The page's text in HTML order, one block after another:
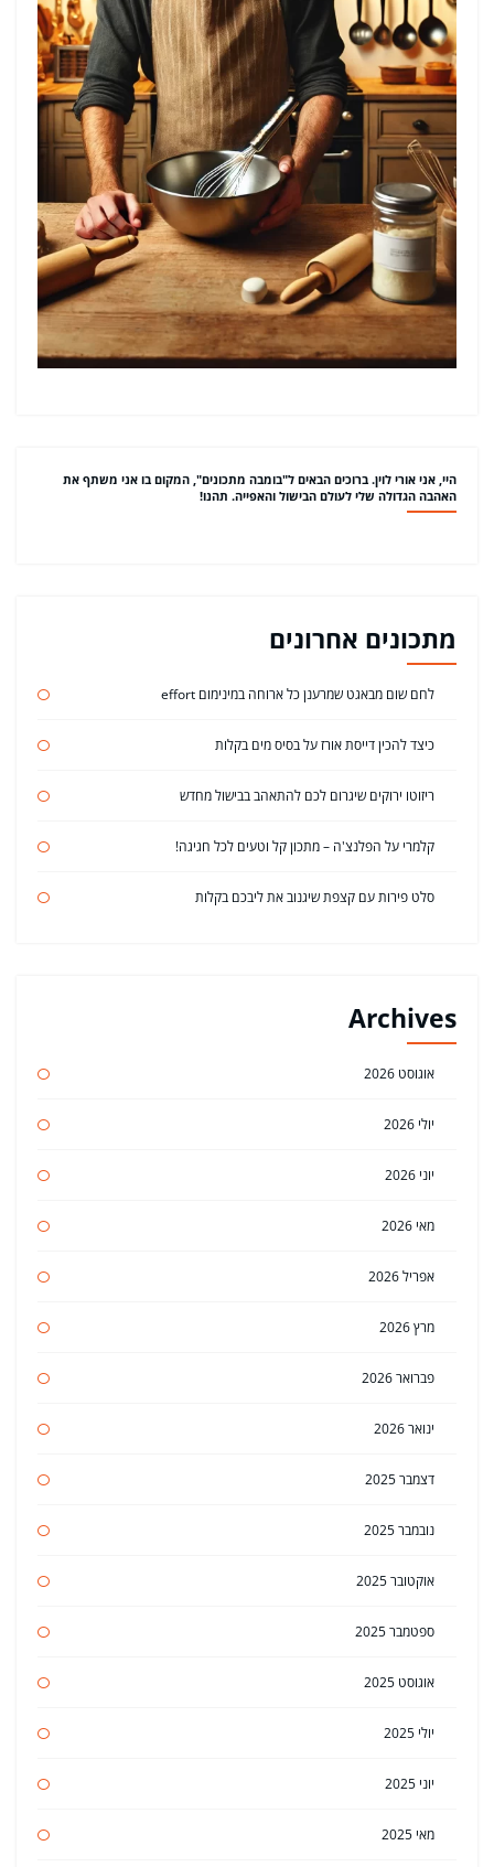
היי, אני אורי לוין. ברוכים הבאים ל"בומבה מתכונים", המקום בו אני משתף את
האהבה הגדולה שלי לעולם הבישול והאפייה. תהנו!
מתכונים אחרונים
לחם שום מבאגט שמרענן כל ארוחה במינימום effort
כיצד להכין דייסת אורז על בסיס מים בקלות
ריזוטו ירוקים שיגרום לכם להתאהב בבישול מחדש
קלמרי על הפלנצ'ה – מתכון קל וטעים לכל חגיגה!
סלט פירות עם קצפת שיגנוב את ליבכם בקלות
Archives
אוגוסט 2026
יולי 2026
יוני 2026
מאי 2026
אפריל 2026
מרץ 2026
פברואר 2026
ינואר 2026
דצמבר 2025
נובמבר 2025
אוקטובר 2025
ספטמבר 2025
אוגוסט 2025
יולי 2025
יוני 2025
מאי 2025